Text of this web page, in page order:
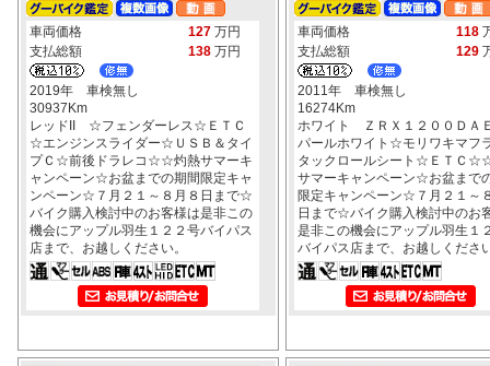
車両価格 127 万円
支払総額
138 万円
2019年 車検無し
30937Km
レッドII ☆フェンダーレス☆ＥＴＣ
☆エンジンスライダー☆ＵＳＢ＆タイ
プＣ☆前後ドラレコ☆☆灼熱サマーキ
ャンペーン☆お盆までの期間限定キャ
ンペーン☆７月２１～８月８日まで☆
バイク購入検討中のお客様は是非この
機会にアップル羽生１２２号バイパス
店まで、お越しください。
車両価格 118
支払総額
129
2011年 車検無し
16274Km
ホワイト ＺＲＸ１２００ＤＡ
パールホワイト☆モリワキマフ
タックロールシート☆ＥＴＣ
サマーキャンペーン☆お盆まで
限定キャンペーン☆７月２１～
日まで☆バイク購入検討中のお
是非この機会にアップル羽生１
バイパス店まで、お越しくださ